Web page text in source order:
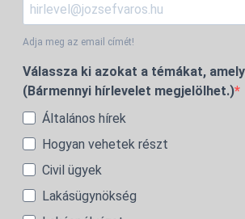
Adja meg az email címét!
Válassza ki azokat a témákat,
(Bármennyi hírlevelet megjelölhet.)
Általános hírek
Hogyan vehetek részt
Civil ügyek
Lakásügynökség